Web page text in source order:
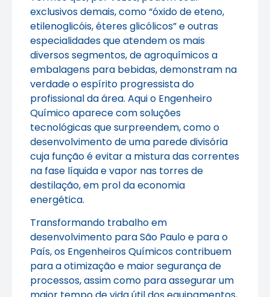
exclusivos demais, como “óxido de eteno,
etilenoglicóis, éteres glicólicos” e outras
especialidades que atendem os mais
diversos segmentos, de agroquímicos a
embalagens para bebidas, demonstram na
verdade o espírito progressista do
profissional da área. Aqui o Engenheiro
Químico aparece com soluções
tecnológicas que surpreendem, como o
desenvolvimento de uma parede divisória
cuja função é evitar a mistura das correntes
na fase líquida e vapor nas torres de
destilação, em prol da economia
energética.
Transformando trabalho em
desenvolvimento para São Paulo e para o
País, os Engenheiros Químicos contribuem
para a otimização e maior segurança de
processos, assim como para assegurar um